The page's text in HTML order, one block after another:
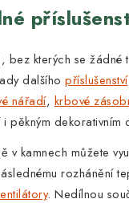
bez kterých se žádné
dalšího příslušenství
nářadí, krbové
pěkným dekorativním
v kamnech můžete
rozhánění
. Nedílnou